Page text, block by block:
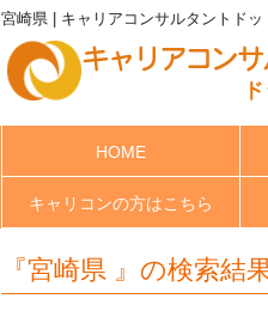
宮崎県 | キャリアコンサルタントドッ
HOME
キャリコンの方はこちら
『宮崎県 』の検索結